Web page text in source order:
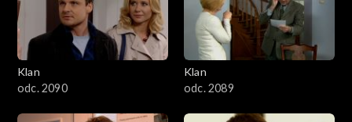
2801–2900
2701–2800
Klan
odc. 2090
Klan
odc. 2089